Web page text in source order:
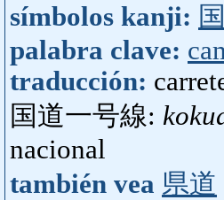
símbolos kanji:
palabra clave:
traducción:
国道一号線:
nacional
también vea 県道